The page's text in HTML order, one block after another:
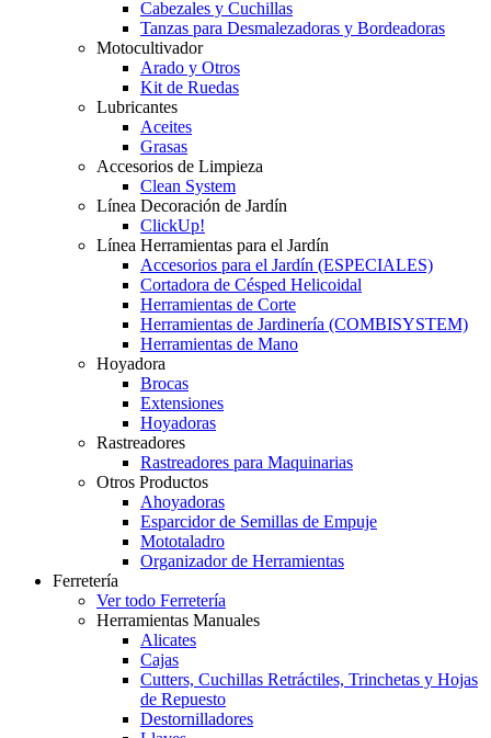
Cabezales y Cuchillas
Tanzas para Desmalezadoras y Bordeadoras
Motocultivador
Arado y Otros
Kit de Ruedas
Lubricantes
Aceites
Grasas
Accesorios de Limpieza
Clean System
Línea Decoración de Jardín
ClickUp!
Línea Herramientas para el Jardín
Accesorios para el Jardín (ESPECIALES)
Cortadora de Césped Helicoidal
Herramientas de Corte
Herramientas de Jardinería (COMBISYSTEM)
Herramientas de Mano
Hoyadora
Brocas
Extensiones
Hoyadoras
Rastreadores
Rastreadores para Maquinarias
Otros Productos
Ahoyadoras
Esparcidor de Semillas de Empuje
Mototaladro
Organizador de Herramientas
Ferretería
Ver todo Ferretería
Herramientas Manuales
Alicates
Cajas
Cutters, Cuchillas Retráctiles, Trinchetas y Hojas
de Repuesto
Destornilladores